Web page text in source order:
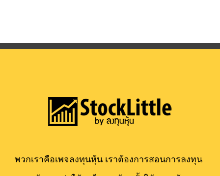
พวกเราคือเพจลงทุนหุ้น เราต้องการสอนการลงทุน